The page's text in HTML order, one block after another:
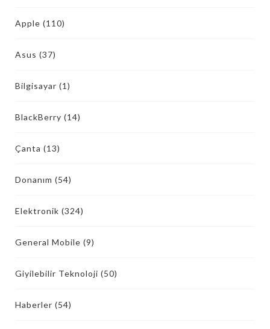
Apple (110)
Asus (37)
Bilgisayar (1)
BlackBerry (14)
Çanta (13)
Donanım (54)
Elektronik (324)
General Mobile (9)
Giyilebilir Teknoloji (50)
Haberler (54)